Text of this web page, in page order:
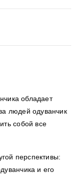
обладает
людей одуванчик
собой все
перспективы:
и его